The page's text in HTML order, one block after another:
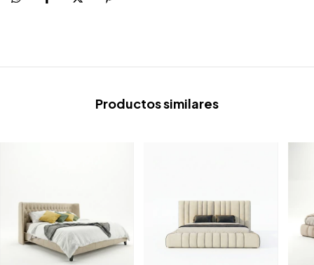
Productos similares